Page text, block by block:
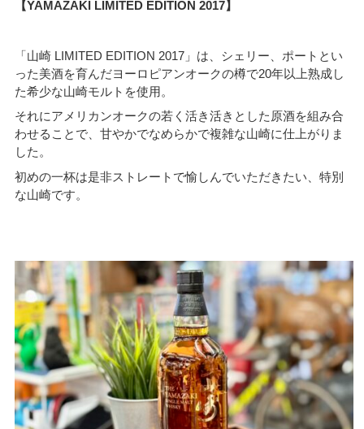
【YAMAZAKI LIMITED EDITION 2017】
「山崎 LIMITED EDITION 2017」は、シェリー、ポートとい
った美酒を育んだヨーロピアンオークの樽で20年以上熟成し
た希少な山崎モルトを使用。
それにアメリカンオークの若く活き活きとした原酒を組み合
わせることで、甘やかでなめらかで複雑な山崎に仕上がりま
した。
初めの一杯は是非ストレートで愉しんでいただきたい、特別
な山崎です。